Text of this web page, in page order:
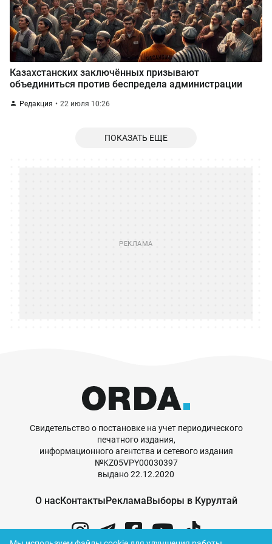
Казахстанских заключённых призывают
объединиться против беспредела администрации
Редакция 22 июля 10:26
ПОКАЗАТЬ ЕЩЕ
Свидетельство о постановке на учет периодического
печатного издания,
информационного агентства и сетевого издания
№KZ05VPY00030397
выдано 22.12.2020
О насКонтактыРекламаВыборы в Курултай